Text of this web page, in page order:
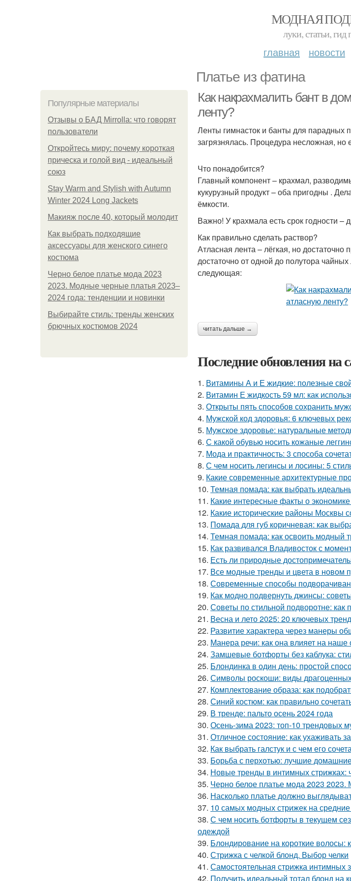
МОДНАЯ
луки, статьи, гид
главная новости
Платье из фатина
Популярные материалы
Отзывы о БАД Mirrolla: что говорят
пользователи
Откройтесь миру: почему короткая
прическа и голой вид - идеальный
союз
Stay Warm and Stylish with Autumn
Winter 2024 Long Jackets
Макияж после 40, который молодит
Как выбрать подходящие
аксессуары для женского синего
костюма
Черно белое платье мода 2023
2023. Модные черные платья 2023–
2024 года: тенденции и новинки
Выбирайте стиль: тренды женских
брючных костюмов 2024
Как накрахмалить бант в
ленту?
Ленты гимнасток и банты для парадных
загрязнялась. Процедура несложная, но
Что понадобится?
Главный компонент – крахмал,
кукурузный продукт – оба пригодны .
ёмкости.
Важно! У крахмала есть срок годности –
Как правильно сделать раствор?
Атласная лента – лёгкая, но
достаточно от одной до полутора
следующая:
читать дальше →
Последние обновления на
1. Витамины А и Е жидкие: полезные
2. Витамин Е жидкость 59 мл: как
3. Открыты пять способов сохранить
4. Мужской код здоровья: 6 ключевых
5. Мужское здоровье: натуральные
6. С какой обувью носить кожаные
7. Мода и практичность: 3 способа
8. С чем носить легинсы и лосины: 5
9. Какие современные архитектурные
10. Темная помада: как выбрать
11. Какие интересные факты о
12. Какие исторические районы Москвы
13. Помада для губ коричневая: как
14. Темная помада: как освоить модный
15. Как развивался Владивосток с
16. Есть ли природные
17. Все модные тренды и цвета в новом
18. Современные способы
19. Как модно подвернуть джинсы:
20. Советы по стильной подворотне: как
21. Весна и лето 2025: 20 ключевых
22. Развитие характера через манеры
23. Манера речи: как она влияет на
24. Замшевые ботфорты без каблука:
25. Блондинка в один день: простой
26. Символы роскоши: виды
27. Комплектование образа: как
28. Синий костюм: как правильно
29. В тренде: пальто осень 2024 года
30. Осень-зима 2023: топ-10 трендовых
31. Отличное состояние: как ухаживать
32. Как выбрать галстук и с чем его
33. Борьба с перхотью: лучшие
34. Новые тренды в интимных стрижках:
35. Черно белое платье мода 2023
36. Насколько платье должно
37. 10 самых модных стрижек на
38. С чем носить ботфорты в текущем
одеждой
39. Блондирование на короткие волосы:
40. Стрижка с челкой блонд. Выбор челки
41. Самостоятельная стрижка
42. Получить идеальный тотал блонд на